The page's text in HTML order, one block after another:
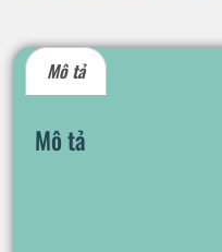
Mô tả
Mô tả